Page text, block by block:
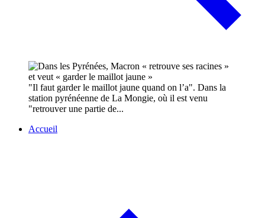
"Il faut garder le maillot jaune quand on l’a". Dans la
station pyrénéenne de La Mongie, où il est venu
"retrouver une partie de...
Accueil